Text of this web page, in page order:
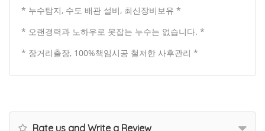
* 누수탐지, 수도 배관 설비, 최신장비보유 *
* 오랜경력과 노하우로 못잡는 누수는 없습니다. *
* 장거리출장, 100%책임시공 철저한 사후관리 *
Rate us and Write a Review